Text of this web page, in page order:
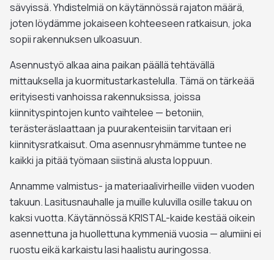
sävyissä. Yhdistelmiä on käytännössä rajaton määrä,
joten löydämme jokaiseen kohteeseen ratkaisun, joka
sopii rakennuksen ulkoasuun.
Asennustyö alkaa aina paikan päällä tehtävällä
mittauksella ja kuormitustarkastelulla. Tämä on tärkeää
erityisesti vanhoissa rakennuksissa, joissa
kiinnityspintojen kunto vaihtelee — betoniin,
terästeräslaattaan ja puurakenteisiin tarvitaan eri
kiinnitysratkaisut. Oma asennusryhmämme tuntee ne
kaikki ja pitää työmaan siistinä alusta loppuun.
Annamme valmistus- ja materiaalivirheille viiden vuoden
takuun. Lasitusnauhalle ja muille kuluvilla osille takuu on
kaksi vuotta. Käytännössä KRISTAL-kaide kestää oikein
asennettuna ja huollettuna kymmeniä vuosia — alumiini ei
ruostu eikä karkaistu lasi haalistu auringossa.